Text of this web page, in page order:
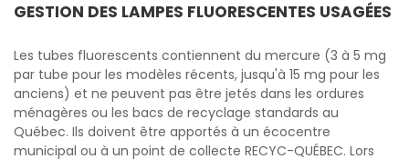
GESTION DES LAMPES FLUORESCENTES USAGÉES
Les tubes fluorescents contiennent du mercure (3 à 5 mg
par tube pour les modèles récents, jusqu'à 15 mg pour les
anciens) et ne peuvent pas être jetés dans les ordures
ménagères ou les bacs de recyclage standards au
Québec. Ils doivent être apportés à un écocentre
municipal ou à un point de collecte RECYC-QUÉBEC. Lors